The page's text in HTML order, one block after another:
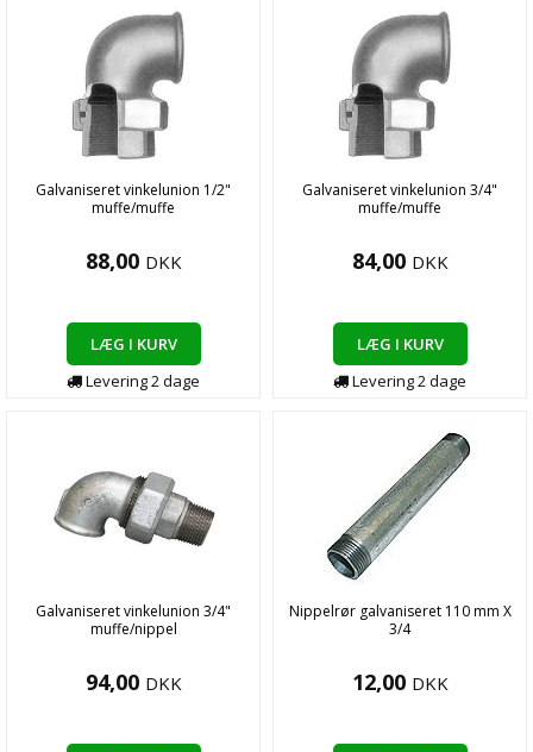
Galvaniseret vinkelunion 1/2"
muffe/muffe
88,00 DKK
LÆG I KURV
Levering2dage
Galvaniseret vinkelunion 3/4"
muffe/muffe
84,00 DKK
LÆG I KURV
Levering2dage
Galvaniseret vinkelunion 3/4"
muffe/nippel
94,00 DKK
Nippelrør galvaniseret 110 mm X
3/4
12,00 DKK